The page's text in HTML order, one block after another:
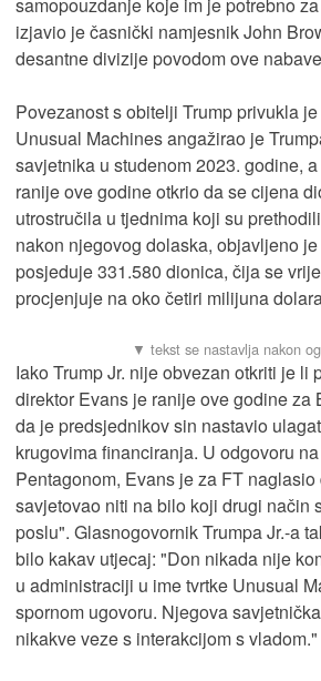
izjavio je časnički namjesnik John
desantne divizije povodom ove
Povezanost s obitelji Trump privukla
Unusual Machines angažirao je
savjetnika u studenom 2023. godine,
ranije ove godine otkrio da se cijena
utrostručila u tjednima koji su
nakon njegovog dolaska, objavljeno je
posjeduje 331.580 dionica, čija se
procjenjuje na oko četiri milijuna
Iako Trump Jr. nije obvezan otkriti je li
direktor Evans je ranije ove godine za
da je predsjednikov sin nastavio
krugovima financiranja. U odgovoru
Pentagonom, Evans je za FT
savjetovao niti na bilo koji drugi način
poslu". Glasnogovornik Trumpa Jr.-a
bilo kakav utjecaj: "Don nikada nije
u administraciji u ime tvrtke Unusual
spornom ugovoru. Njegova
nikakve veze s interakcijom s vladom."